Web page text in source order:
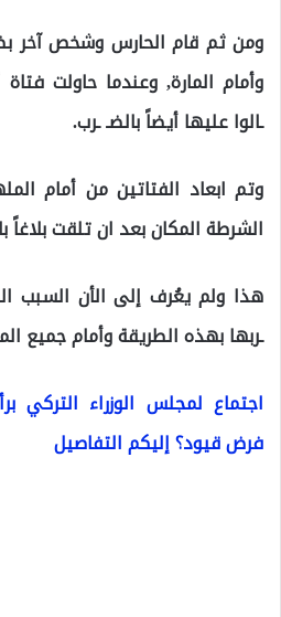
ومن ثم قام الحارس وشخص آخر
وأمام المارة, وعندما حاولت
ـالوا عليها أيضاً بالضـ ـرب.
وتم ابعاد الفتاتين من أمام
الشرطة المكان بعد ان تلقت بلاغاً
هذا ولم يعُرف إلى الأن السبب
ـربها بهذه الطريقة وأمام جميع
اجتماع لمجلس الوزراء التركي
فرض قيود؟ إليكم التفاصيل